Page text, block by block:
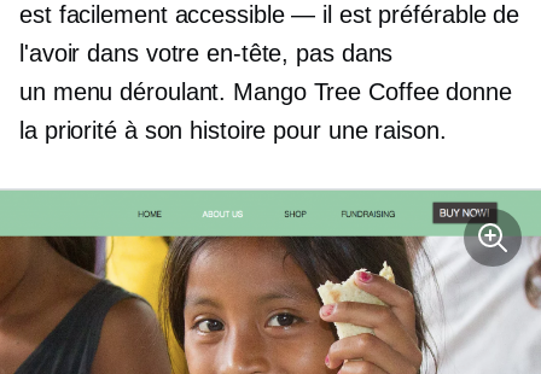
est facilement accessible — il est préférable de
l'avoir dans votre en-tête, pas dans
un menu déroulant. Mango Tree Coffee donne
la priorité à son histoire pour une raison.